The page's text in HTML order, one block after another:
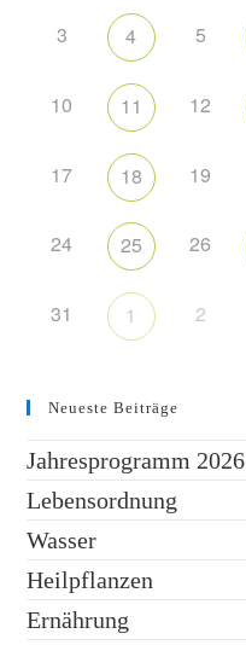
3 4 5
10 11 12
17 18 19
24 25 26
31 1 2
Neueste Beiträge
Jahresprogramm 2026
Lebensordnung
Wasser
Heilpflanzen
Ernährung